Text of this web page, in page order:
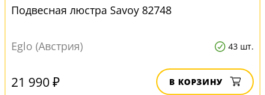
Подвесная люстра Savoy 82748
Eglo (Австрия) 43 шт.
21 990 ₽ В КОРЗИНУ